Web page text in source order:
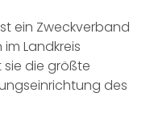
ein Zweckverband
Landkreis
sie die größte
des